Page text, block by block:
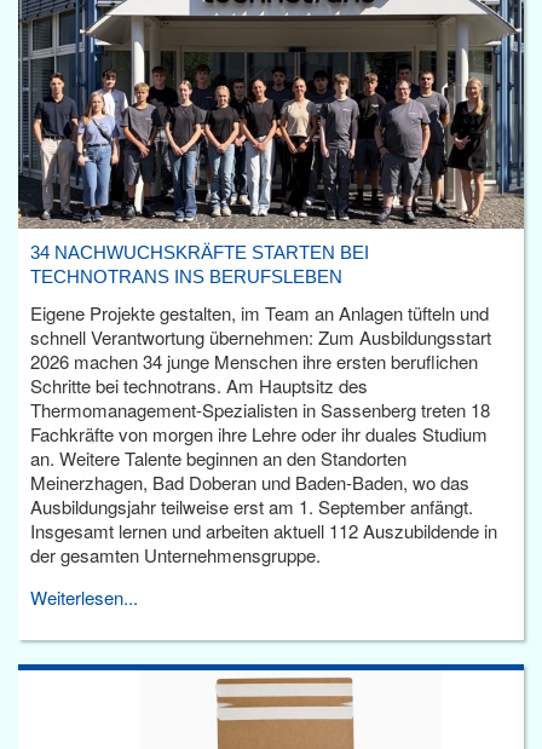
34 NACHWUCHSKRÄFTE STARTEN BEI
TECHNOTRANS INS BERUFSLEBEN
Eigene Projekte gestalten, im Team an Anlagen tüfteln und
schnell Verantwortung übernehmen: Zum Ausbildungsstart
2026 machen 34 junge Menschen ihre ersten beruflichen
Schritte bei technotrans. Am Hauptsitz des
Thermomanagement-Spezialisten in Sassenberg treten 18
Fachkräfte von morgen ihre Lehre oder ihr duales Studium
an. Weitere Talente beginnen an den Standorten
Meinerzhagen, Bad Doberan und Baden-Baden, wo das
Ausbildungsjahr teilweise erst am 1. September anfängt.
Insgesamt lernen und arbeiten aktuell 112 Auszubildende in
der gesamten Unternehmensgruppe.
Weiterlesen...